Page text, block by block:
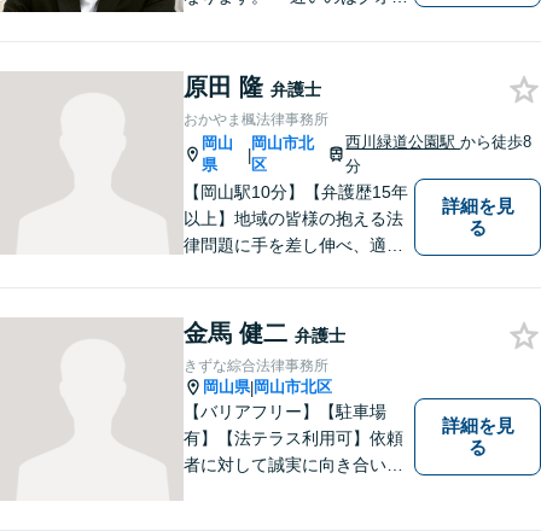
も「近い」法律事務所となれ
るよう職員一同頑張っていま
す。 お気軽にお問い合わせく
ださい。
原田 隆 弁護士
おかやま楓法律事務所
岡山
県
|
岡山市北
区
西川緑道公園駅から徒歩8
分
【岡山駅10分】【弁護歴15年
以上】地域の皆様の抱える法
律問題に手を差し伸べ、適切
相談にいらしてください。よ
くお話をお伺いし、ご希望を
尊重しながら進めてまいりま
す。
詳細を見
る
金馬 健二 弁護士
きずな綜合法律事務所
岡山県|岡山市北区
【バリアフリー】【駐車場
有】【法テラス利用可】依頼
者に対して誠実に向き合い、
詳細を見
る